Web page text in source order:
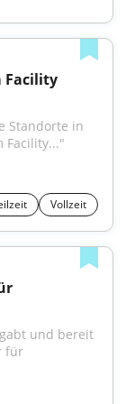
Facility
Facility..."
Vollzeit
und bereit